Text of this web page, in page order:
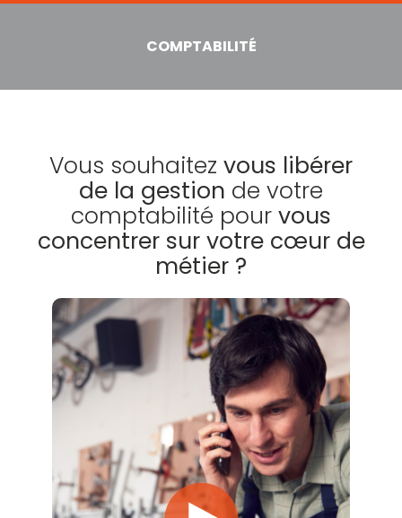
COMPTABILITÉ
Vous souhaitez vous libérer
de la gestion de votre
comptabilité pour vous
concentrer sur votre cœur de
métier ?